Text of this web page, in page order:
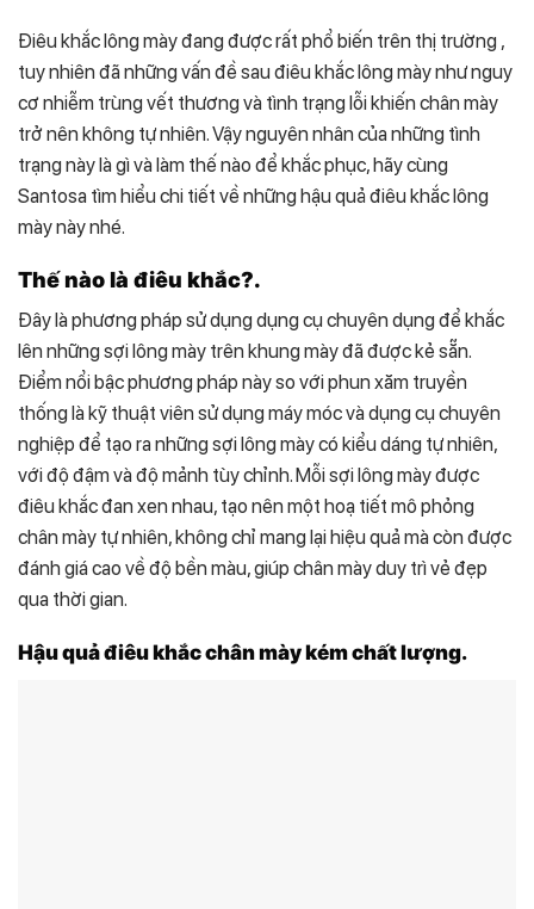
Điêu khắc lông mày đang được rất phổ biến trên thị trường ,
tuy nhiên đã những vấn đề sau điêu khắc lông mày như nguy
cơ nhiễm trùng vết thương và tình trạng lỗi khiến chân mày
trở nên không tự nhiên. Vậy nguyên nhân của những tình
trạng này là gì và làm thế nào để khắc phục, hãy cùng
Santosa tìm hiểu chi tiết về những hậu quả điêu khắc lông
mày này nhé.
Thế nào là điêu khắc?.
Đây là phương pháp sử dụng dụng cụ chuyên dụng để khắc
lên những sợi lông mày trên khung mày đã được kẻ sẵn.
Điểm nổi bậc phương pháp này so với phun xăm truyền
thống là kỹ thuật viên sử dụng máy móc và dụng cụ chuyên
nghiệp để tạo ra những sợi lông mày có kiểu dáng tự nhiên,
với độ đậm và độ mảnh tùy chỉnh. Mỗi sợi lông mày được
điêu khắc đan xen nhau, tạo nên một hoạ tiết mô phỏng
chân mày tự nhiên, không chỉ mang lại hiệu quả mà còn được
đánh giá cao về độ bền màu, giúp chân mày duy trì vẻ đẹp
qua thời gian.
Hậu quả điêu khắc chân mày kém chất lượng.